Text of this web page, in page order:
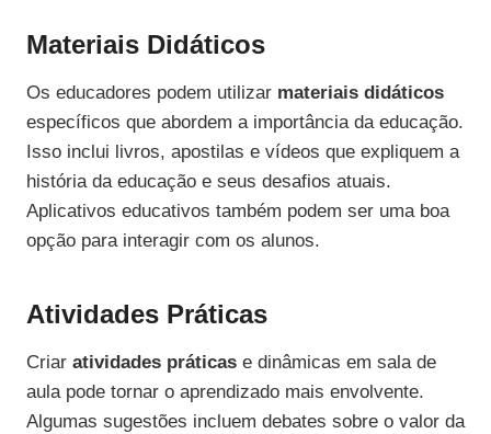
Materiais Didáticos
Os educadores podem utilizar materiais didáticos
específicos que abordem a importância da educação.
Isso inclui livros, apostilas e vídeos que expliquem a
história da educação e seus desafios atuais.
Aplicativos educativos também podem ser uma boa
opção para interagir com os alunos.
Atividades Práticas
Criar atividades práticas e dinâmicas em sala de
aula pode tornar o aprendizado mais envolvente.
Algumas sugestões incluem debates sobre o valor da